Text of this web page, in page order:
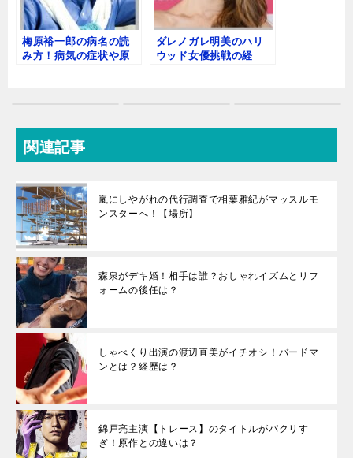
梅原裕一郎の病名の読
み方！病気の症状や原
ダレノガレ明美のハリ
ウッド女優挑戦の経
関連記事
嵐にしやがれの代行調査で相葉雅紀がマッスルモ
ンスターへ！【場所】
森泉がデキ婚！相手は誰？おしゃれイズムとリフ
ォームの後任は？
しゃべくり出演の渡辺直美がイチオシ！バードマ
ンとは？経歴は？
錦戸亮主演【トレース】のタイトルがパクリす
ぎ！原作との違いは？